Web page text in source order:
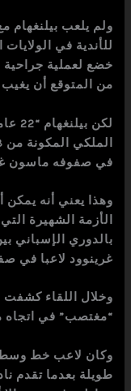
ولم يلعب بيلنغهام
للأندية في
من المتوقع أن
لكن
في صفوفه ماسون
الأزمة الشهيرة
بالدوري الإسباني
غرينوود لاعبا في
وخلال اللقاء كشفت
“مغتصب” في اتجاه
وكان لاعب خط وسط
طويلة بعدما تقدم